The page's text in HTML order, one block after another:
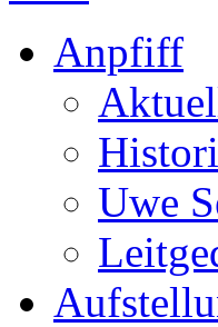
Anpfiff
Uwe